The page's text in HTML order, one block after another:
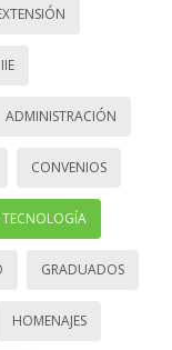
IIE
ADMINISTRACIÓN
CONVENIOS
TECNOLOGÍA
GRADUADOS
HOMENAJES